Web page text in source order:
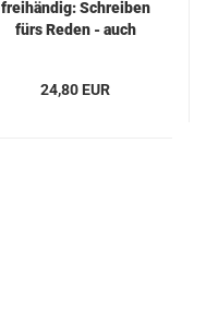
frei­hän­dig: Schrei­ben
fürs Reden - auch
24,80 EUR